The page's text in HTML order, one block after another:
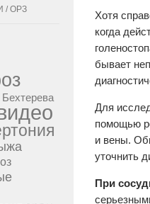
Хотя
когда
бывает
Для
помощью
и вены.
уточнить
При
/ ОРЗ